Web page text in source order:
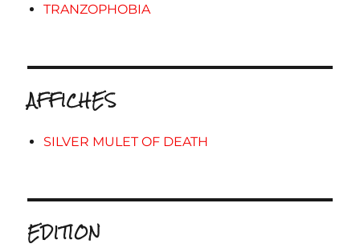
TRANZOPHOBIA
AFFICHES
SILVER MULET OF DEATH
EDITION